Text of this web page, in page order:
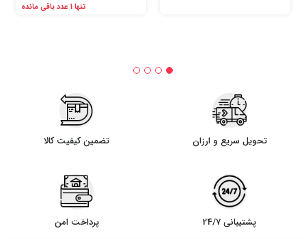
تنها 1 عدد باقی مانده
تحویل سریع و ارزان تضمین کیفیت کالا
پشتیبانی 24/7 پرداخت امن